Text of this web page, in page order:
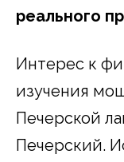
реального
Интерес к
изучения
Печерской
Печерский.